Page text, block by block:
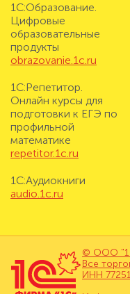
1С:Образование.
Цифровые
образовательные
продукты
obrazovanie.1c.ru
1С:Репетитор.
Онлайн курсы для
подготовки к ЕГЭ по
профильной
математике
repetitor.1c.ru
1С:Аудиокниги
audio.1c.ru
© ООО
Все
ИНН